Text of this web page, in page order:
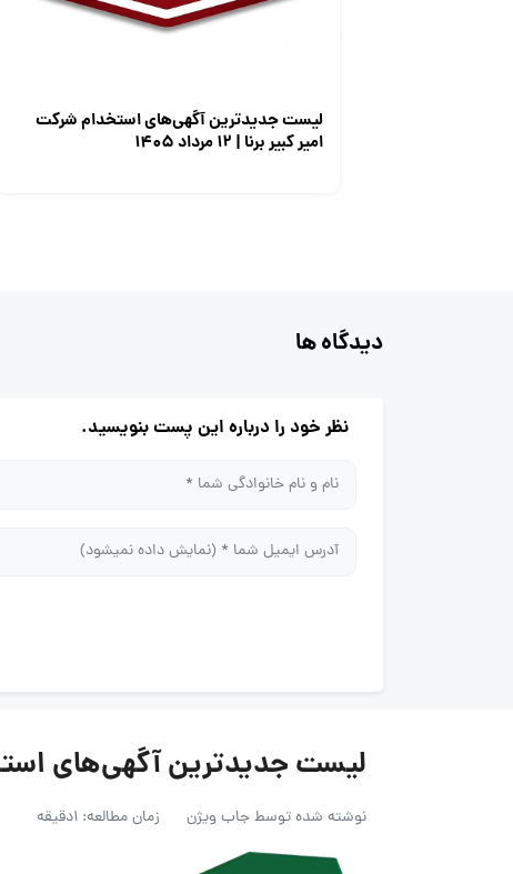
لیست جدیدترین آگهی‌های استخدام شرکت
امیر کبیر برنا | ۱۲ مرداد ۱۴۰۵
دیدگاه ها
نظر خود را درباره این پست بنویسید.
لیست جدیدترین آگهی‌های استخدام
نوشته شده توسطجاب ویژن زمان مطالعه: 1دقیقه